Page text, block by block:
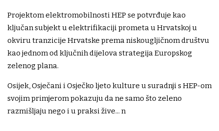
Projektom elektromobilnosti HEP se potvrđuje kao
ključan subjekt u elektrifikaciji prometa u Hrvatskoj u
okviru tranzicije Hrvatske prema niskougljičnom društvu
kao jednom od ključnih dijelova strategija Europskog
zelenog plana.
Osijek, Osječani i Osječko ljeto kulture u suradnji s HEP-om
svojim primjerom pokazuju da ne samo što zeleno
razmišljaju nego i u praksi žive... n